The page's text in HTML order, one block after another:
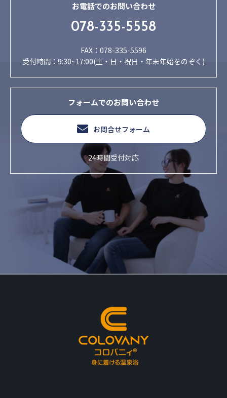
お電話でのお問い合わせ
078-335-5558
FAX：078-335-5596
受付時間：9:30~17:00(土・日・祝日・年末年始をのぞく)
フォームでのお問い合わせ
お問合せフォーム
24時間受付対応